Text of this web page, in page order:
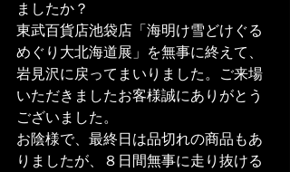
ましたか？
東武百貨店池袋店「海明け雪どけぐる
めぐり大北海道展」を無事に終えて、
岩見沢に戻ってまいりました。ご来場
いただきましたお客様誠にありがとう
ございました。
お陰様で、最終日は品切れの商品もあ
りましたが、８日間無事に走り抜ける